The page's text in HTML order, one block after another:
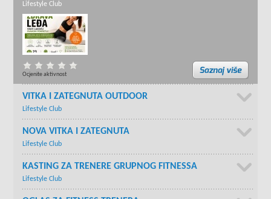
Lifestyle Club
Ocjenite aktivnost
VITKA I ZATEGNUTA OUTDOOR
Lifestyle Club
NOVA VITKA I ZATEGNUTA
Lifestyle Club
KASTING ZA TRENERE GRUPNOG FITNESSA
Lifestyle Club